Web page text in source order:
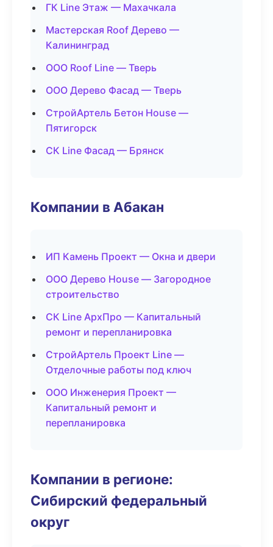
ГК Line Этаж — Махачкала
Мастерская Roof Дерево —
Калининград
ООО Roof Line — Тверь
ООО Дерево Фасад — Тверь
СтройАртель Бетон House —
Пятигорск
СК Line Фасад — Брянск
Компании в Абакан
ИП Камень Проект — Окна и двери
ООО Дерево House — Загородное
строительство
СК Line АрхПро — Капитальный
ремонт и перепланировка
СтройАртель Проект Line —
Отделочные работы под ключ
ООО Инженерия Проект —
Капитальный ремонт и
перепланировка
Компании в регионе:
Сибирский федеральный
округ